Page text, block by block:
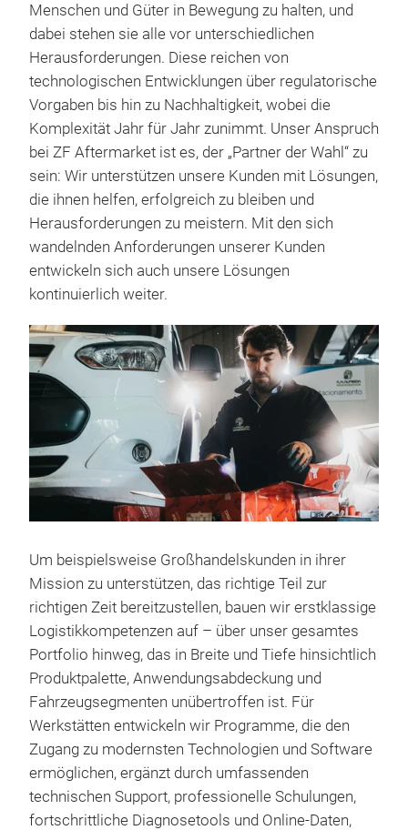
Menschen und Güter in Bewegung zu halten, und
dabei stehen sie alle vor unterschiedlichen
Herausforderungen. Diese reichen von
technologischen Entwicklungen über regulatorische
Vorgaben bis hin zu Nachhaltigkeit, wobei die
Komplexität Jahr für Jahr zunimmt. Unser Anspruch
bei ZF Aftermarket ist es, der „Partner der Wahl“ zu
sein: Wir unterstützen unsere Kunden mit Lösungen,
die ihnen helfen, erfolgreich zu bleiben und
Herausforderungen zu meistern. Mit den sich
wandelnden Anforderungen unserer Kunden
entwickeln sich auch unsere Lösungen
kontinuierlich weiter.
Um beispielsweise Großhandelskunden in ihrer
Mission zu unterstützen, das richtige Teil zur
richtigen Zeit bereitzustellen, bauen wir erstklassige
Logistikkompetenzen auf – über unser gesamtes
Portfolio hinweg, das in Breite und Tiefe hinsichtlich
Produktpalette, Anwendungsabdeckung und
Fahrzeugsegmenten unübertroffen ist. Für
Werkstätten entwickeln wir Programme, die den
Zugang zu modernsten Technologien und Software
ermöglichen, ergänzt durch umfassenden
technischen Support, professionelle Schulungen,
fortschrittliche Diagnosetools und Online-Daten,